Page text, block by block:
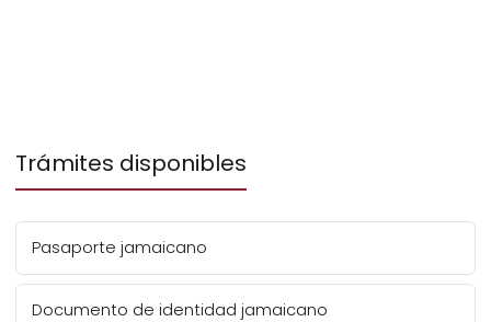
Trámites disponibles
Pasaporte jamaicano
Documento de identidad jamaicano